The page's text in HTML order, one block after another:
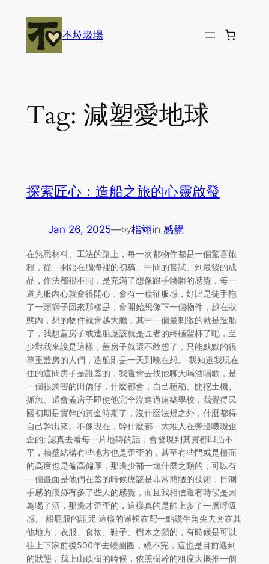
content
不垃圾場
Tag: 減塑愛地球
探索匠心：造船之旅的心靈啟發
Jan 26, 2025—by楷翊in 感覺
在熟悉材料、工法的路上，每一次都物件都是一個驚喜旅
程，從一開始在腦海裡的初稿、中間的嘗試、到最後的成
品，作法都很不同，是充滿了想像跟手髒髒的感覺，每一
道克服內心就會很開心，會有一種征服感，好比是徒手拖
了一頭獅子回來那樣是，會開始想像下一個物件，越在狀
態內，想的物件就會越大膽，其中一個最刺激的就是造船
了，我想蓋房子或造船應該就是匠者的終極聖杯了吧，至
少對我來說是這樣，蓋房子就還不敢想了，只能默默的很
尊重蓋房的人們，造船則是一天到晚在想。 我知道我現在
住的這間房子是誰蓋的，我還會去找他聊天喝酒唱歌，是
一個很厲害的田僑仔，什麼都會，自己種稻、開挖土機、
抓魚、還會蓋房子即使他完全沒進過建築學校，我覺得民
國初期是實幹的黃金時期了，沒什麼法規之外，什麼都得
自己幹出來。不像現在，幹什麼都一大堆人在旁邊嘰嘰歪
歪的; 認真去看每一片地磚的話，會發現到其實都凹凸不
平，牆壁結構有些地方也是歪歪的，甚至有些門或是檯面
的高度也是偏高偏厚，那邊少補一塊什麼之類的，可以有
一個畫面是他們在蓋的時候應該是非常簡陋的技術，目測
手感的痕跡有多了些人的感覺，而且我相信還有時候是因
為喝了酒，那邊才歪歪的，這樣真的是帥上多了一層呼吸
感。 船屁股的詛咒 這樣的邏輯在配一點鑽牛角尖去套在其
他地方，衣服、食物、鞋子、樹木之類的，有時候是可以
往上下家前後500年去繞圈圈，繞不完，這也是目前遇到
的狀態，我上山砍樹的時候，依照樹幹的粗度大概推一個